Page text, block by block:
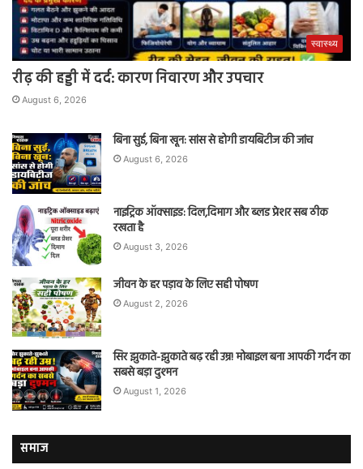
स्वास्थ्य
रीढ़ की हड्डी में दर्द: कारण निवारण और उपचार
August 6, 2026
बिना सुई, बिना खून: सांस से होगी डायबिटीज की जांच
August 6, 2026
नाइट्रिक ऑक्साइड: दिल,दिमाग और ब्लड प्रेशर सब ठीक
रखता है
August 3, 2026
जीवन के हर पड़ाव के लिए सही पोषण
August 2, 2026
सिर झुकाते-झुकाते बढ़ रही उम्र! मोबाइल बना आपकी गर्दन का
सबसे बड़ा दुश्मन
August 1, 2026
समाज